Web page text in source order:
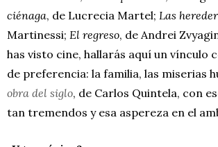
ciénaga, de Lucrecia Martel; Las
Martinessi; El regreso, de Andrei
has visto cine, hallarás aquí un vínculo
de preferencia: la familia, las miserias
obra del siglo, de Carlos Quintela, con
tan tremendos y esa aspereza en el